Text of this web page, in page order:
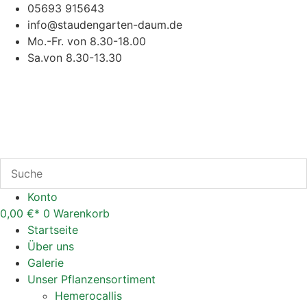
Zum
Inhalt
springen
05693 915643
info@staudengarten-daum.de
Mo.-Fr. von 8.30-18.00
Sa.von 8.30-13.30
Konto
0,00 € 0 Warenkorb
Startseite
Über uns
Galerie
Unser Pflanzensortiment
Hemerocallis